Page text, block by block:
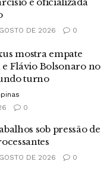
DE 2026 0
mostra empate
Flávio Bolsonaro no
turno
0
sob pressão de
DE 2026 0